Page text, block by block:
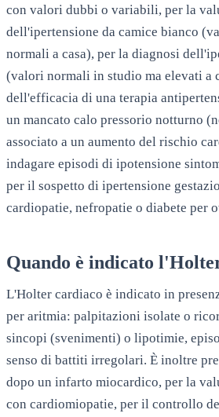
con valori dubbi o variabili, per la
dell'ipertensione da camice bianco
normali a casa), per la diagnosi
(valori normali in studio ma elevati a
dell'efficacia di una terapia
un mancato calo pressorio notturno
associato a un aumento del rischio
indagare episodi di ipotensione
per il sospetto di ipertensione
cardiopatie, nefropatie o diabete per
Quando è indicato
L'Holter cardiaco è indicato in
per aritmia: palpitazioni isolate o
sincopi (svenimenti) o lipotimie,
senso di battiti irregolari. È inoltre
dopo un infarto miocardico, per la
con cardiomiopatie, per il controllo